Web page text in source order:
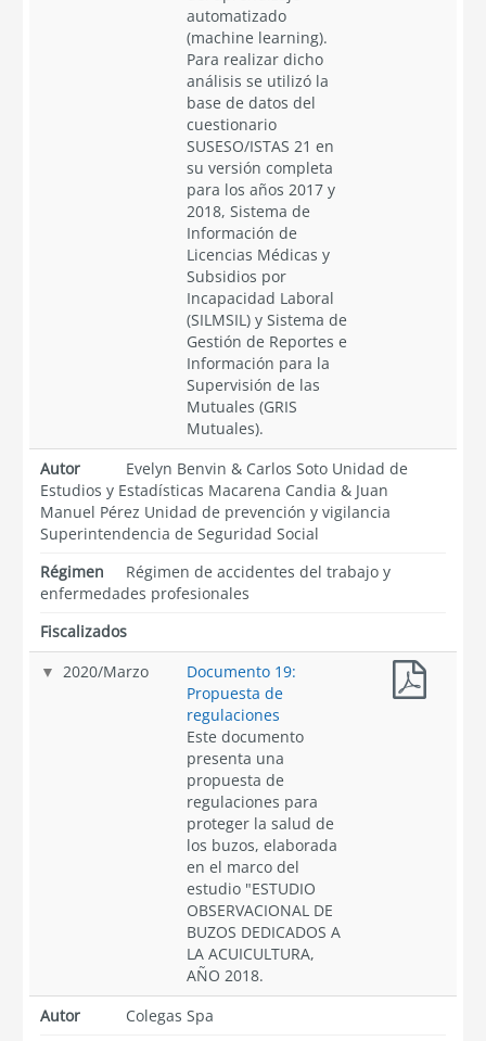
automatizado
(machine learning).
Para realizar dicho
análisis se utilizó la
base de datos del
cuestionario
SUSESO/ISTAS 21 en
su versión completa
para los años 2017 y
2018, Sistema de
Información de
Licencias Médicas y
Subsidios por
Incapacidad Laboral
(SILMSIL) y Sistema de
Gestión de Reportes e
Información para la
Supervisión de las
Mutuales (GRIS
Mutuales).
Autor
Evelyn Benvin & Carlos Soto Unidad de
Estudios y Estadísticas Macarena Candia & Juan
Manuel Pérez Unidad de prevención y vigilancia
Superintendencia de Seguridad Social
Régimen
Régimen de accidentes del trabajo y
enfermedades profesionales
Fiscalizados
2020/Marzo
Documento 19:
Propuesta de
regulaciones
Este documento
presenta una
propuesta de
regulaciones para
proteger la salud de
los buzos, elaborada
en el marco del
estudio "ESTUDIO
OBSERVACIONAL DE
BUZOS DEDICADOS A
LA ACUICULTURA,
AÑO 2018.
Autor
Colegas Spa